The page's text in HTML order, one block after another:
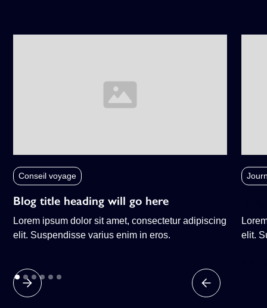
Conseil voyage
Blog title heading will go here
Lorem ipsum dolor sit amet, consectetur adipiscing
elit. Suspendisse varius enim in eros.
elit.